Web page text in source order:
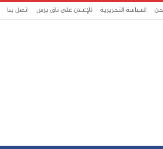
السياسة التحريرية للإعلان على تاق برس اتصل بنا